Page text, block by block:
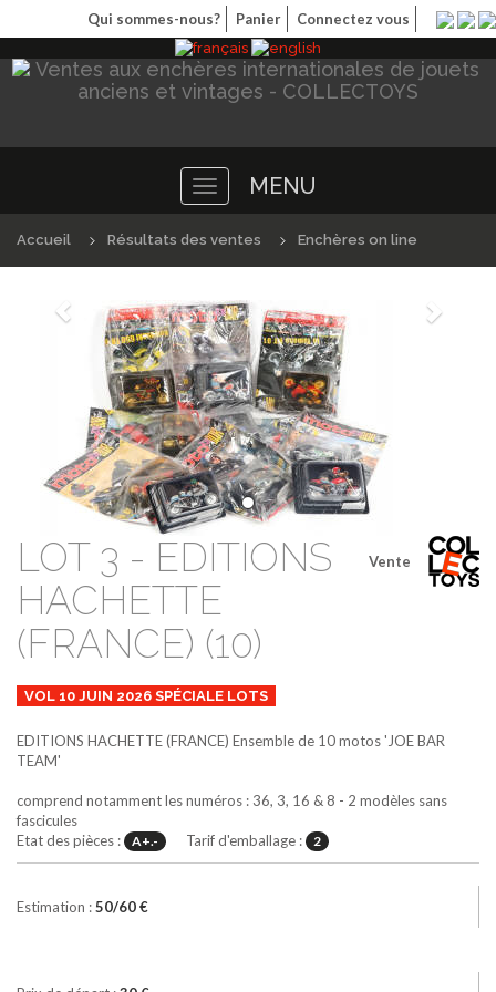
Qui sommes-nous? Panier Connectez vous
Toggle
navigation
MENU
Accueil Résultats des ventes Enchères on line
Précédént
Vente
LOT 3 - EDITIONS
HACHETTE
(FRANCE) (10)
VOL 10 JUIN 2026 SPÉCIALE LOTS
EDITIONS HACHETTE (FRANCE) Ensemble de 10 motos 'JOE BAR
TEAM'
comprend notamment les numéros : 36, 3, 16 & 8 - 2 modèles sans
fascicules
Etat des pièces :
A+.- Tarif d'emballage : 2
Estimation :50/60 €